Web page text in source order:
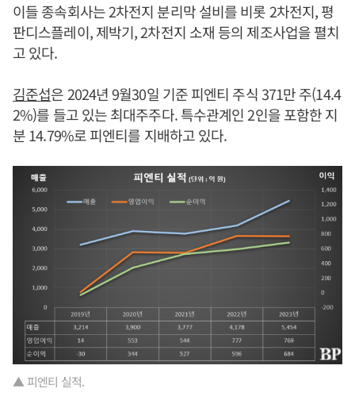
이들 종속회사는 2차전지 분리막 설비를 비롯 2차전지, 평
판디스플레이, 제박기, 2차전지 소재 등의 제조사업을 펼치
고 있다.
김준섭은 2024년 9월30일 기준 피엔티 주식 371만 주(14.4
2%)를 들고 있는 최대주주다. 특수관계인 2인을 포함한 지
분 14.79%로 피엔티를 지배하고 있다.
▲ 피엔티 실적.